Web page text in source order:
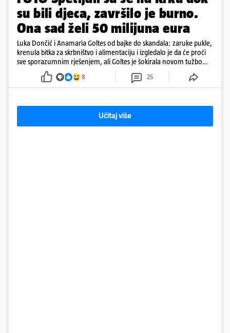
su bili djeca, završilo je burno.
Ona sad želi 50 milijuna eura
Luka Dončić i Anamaria Goltes od bajke do skandala: zaruke pukle,
krenula bitka za skrbništvo i alimentaciju i izgledalo je da će proći
sve sporazumnim rješenjem, ali Goltes je šokirala novom tužbom
u Sloveniji
8 25
Učitaj više